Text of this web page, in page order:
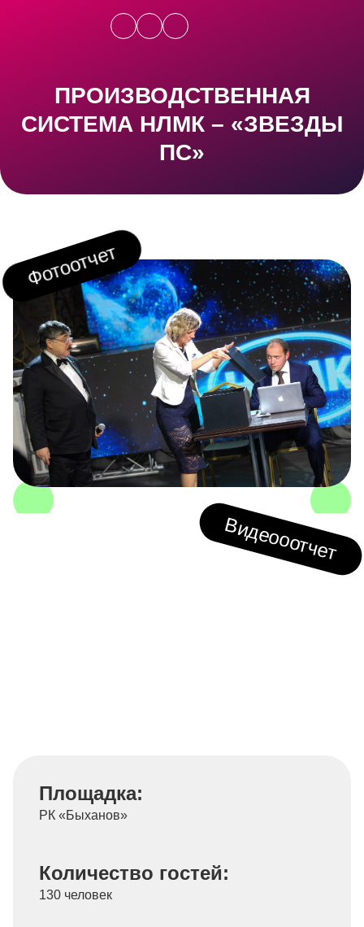
ПРОИЗВОДСТВЕННАЯ
СИСТЕМА НЛМК – «ЗВЕЗДЫ
ПС»
Видеооотчет
Площадка:
РК «Быханов»
Количество гостей:
130 человек
Фотоотчет